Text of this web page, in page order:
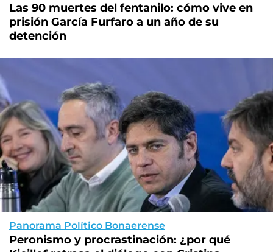
Las 90 muertes del fentanilo: cómo vive en
prisión García Furfaro a un año de su
detención
Panorama Político Bonaerense
Peronismo y procrastinación: ¿por qué